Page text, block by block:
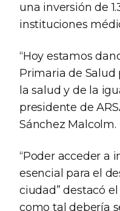
una inversión de
instituciones
“Hoy estamos
Primaria de Salud
la salud y de la
presidente de
Sánchez Malcolm.
“Poder acceder a
esencial para el
ciudad” destacó
como tal debería